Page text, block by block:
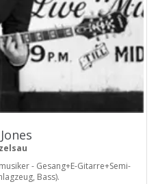
- Gesang+E-Gitarre+Semi-
Bass).